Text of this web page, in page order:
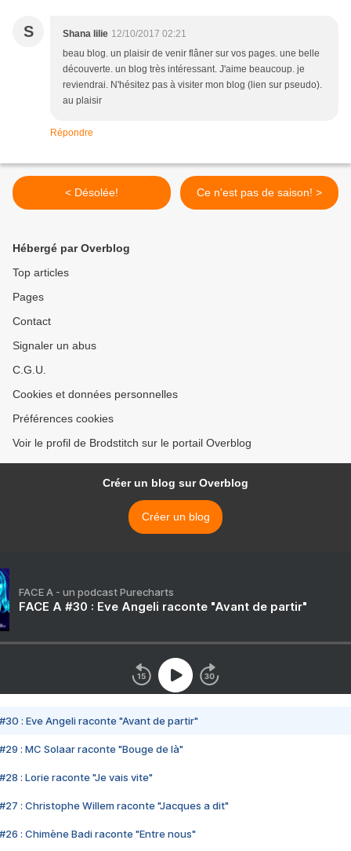
S Shana lilie 12/10/2017 02:21
beau blog. un plaisir de venir flâner sur vos pages. une belle
découverte. un blog très intéressant. J'aime beaucoup. je
reviendrai. N'hésitez pas à visiter mon blog (lien sur pseudo).
au plaisir
Répondre
< Désolée! Ce n'est pas de saison! >
Hébergé par Overblog
Top articles
Pages
Contact
Signaler un abus
C.G.U.
Cookies et données personnelles
Préférences cookies
Voir le profil de Brodstitch sur le portail Overblog
Créer un blog sur Overblog
Créer un blog
FACE A - un podcast Purecharts
FACE A #30 : Eve Angeli raconte "Avant de partir"
#30 : Eve Angeli raconte "Avant de partir"
#29 : MC Solaar raconte "Bouge de là"
#28 : Lorie raconte "Je vais vite"
#27 : Christophe Willem raconte "Jacques a dit"
#26 : Chimène Badi raconte "Entre nous"